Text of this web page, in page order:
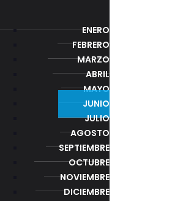
ENERO
FEBRERO
MARZO
ABRIL
MAYO
JUNIO
JULIO
AGOSTO
SEPTIEMBRE
OCTUBRE
NOVIEMBRE
DICIEMBRE